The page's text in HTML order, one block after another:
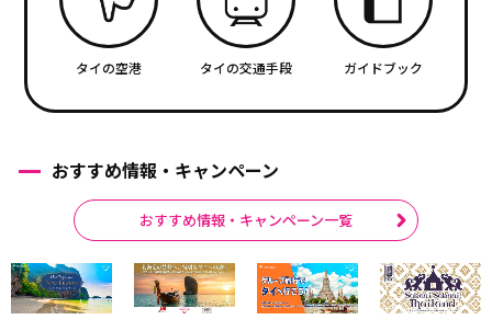
タイの空港 タイの交通手段 ガイドブック
おすすめ情報・キャンペーン
おすすめ情報・キャンペーン一覧